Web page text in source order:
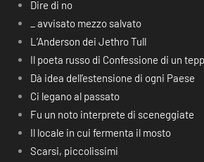
Dire di no
_ avvisato mezzo salvato
L’Anderson dei Jethro Tull
Il poeta russo di Confessione di un
Dà idea dell’estensione di ogni Paese
Ci legano al passato
Fu un noto interprete di sceneggiate
Il locale in cui fermenta il mosto
Scarsi, piccolissimi